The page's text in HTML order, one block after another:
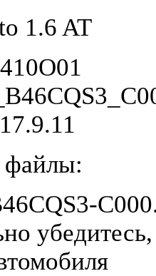
1.6 AT
файлы: